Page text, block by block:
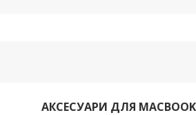
АКСЕСУАРИ ДЛЯ MACBOOK